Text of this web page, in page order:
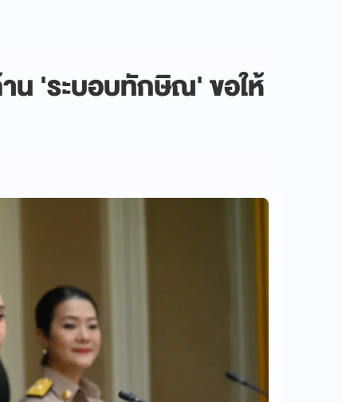
น 'ระบอบทักษิณ' ขอให้